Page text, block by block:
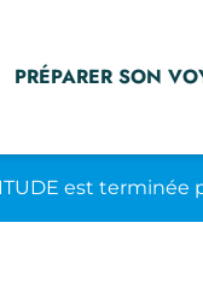
PRÉPARER SON
est